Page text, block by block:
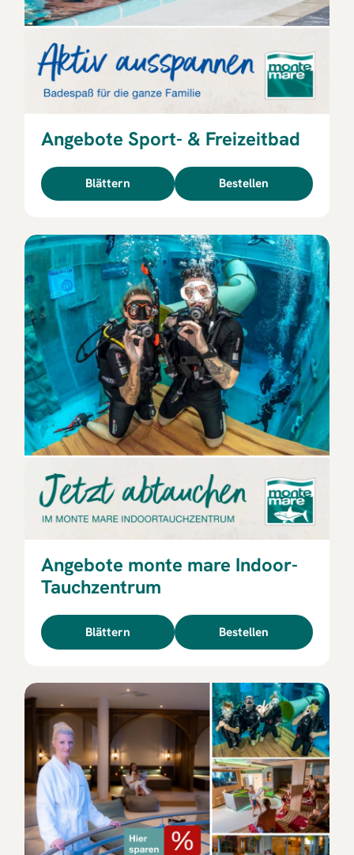
Angebote Sport- & Freizeitbad
Blättern Bestellen
Angebote monte mare Indoor-
Tauchzentrum
Blättern Bestellen